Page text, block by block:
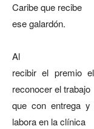
Caribe que recibe
ese galardón.
Al
recibir el premio
reconocer el trabajo
que con entrega y
labora en la clínica